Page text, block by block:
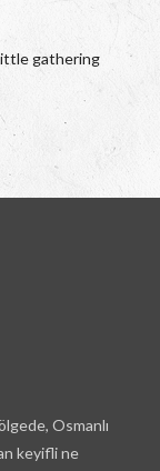
Osmanlı
keyifli ne